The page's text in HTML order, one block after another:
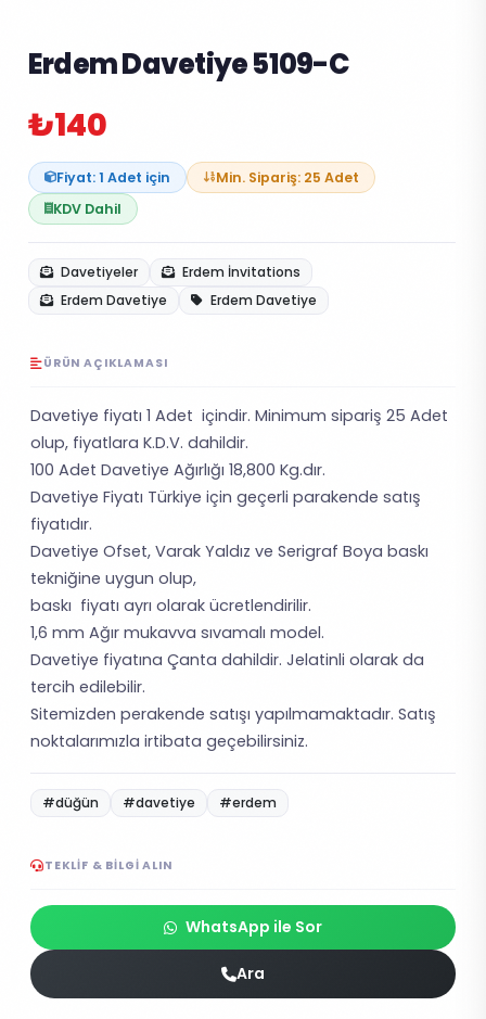
Erdem Davetiye 5109-C
₺140
Fiyat: 1 Adet için
Min. Sipariş: 25 Adet
KDV Dahil
Davetiyeler
Erdem İnvitations
Erdem Davetiye
Erdem Davetiye
ÜRÜN AÇIKLAMASI
Davetiye fiyatı 1 Adet içindir. Minimum sipariş 25 Adet
olup, fiyatlara K.D.V. dahildir.
100 Adet Davetiye Ağırlığı 18,800 Kg.dır.
Davetiye Fiyatı Türkiye için geçerli parakende satış
fiyatıdır.
Davetiye Ofset, Varak Yaldız ve Serigraf Boya baskı
tekniğine uygun olup,
baskı fiyatı ayrı olarak ücretlendirilir.
1,6 mm Ağır mukavva sıvamalı model.
Davetiye fiyatına Çanta dahildir. Jelatinli olarak da
tercih edilebilir.
Sitemizden perakende satışı yapılmamaktadır. Satış
noktalarımızla irtibata geçebilirsiniz.
#düğün #davetiye #erdem
TEKLIF & BILGI ALIN
WhatsApp ile Sor
Ara